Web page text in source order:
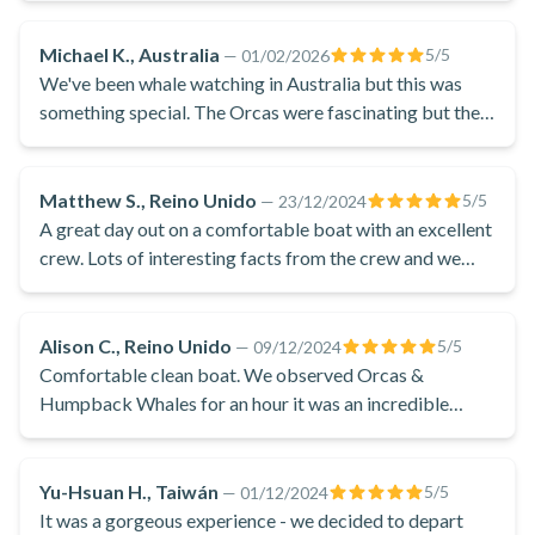
Tromsø. De camino a la zona de avistamiento de ballenas,
podrá contemplar las impresionantes vistas de los fiordos de
El capitán estará pendiente de las ballenas. A veces, se tarda
un poco más en avistar una Orca o una Jorobada, pero los
guías tienen algunos trucos ingeniosos para detectarlas.
Mientras buscan las ballenas, los apasionados guías
compartirán sus historias personales de la zona de Tromsø y
las interesantes vistas que se pueden contemplar desde los
fiordos. Por supuesto, una excursión de avistamiento de
ballenas en Tromsø no estaría completa sin abundante
Gran parte de la temporada de avistamiento de ballenas
Michael K., Australia — 01/02/2026 5/5
We've been whale watching in Australia but this was
something special. The Orcas were fascinating but the
Matthew S., Reino Unido — 23/12/2024 5/5
A great day out on a comfortable boat with an excellent
crew. Lots of interesting facts from the crew and we
Alison C., Reino Unido — 09/12/2024 5/5
Comfortable clean boat. We observed Orcas &
Humpback Whales for an hour it was an incredible
Yu-Hsuan H., Taiwán — 01/12/2024 5/5
It was a gorgeous experience - we decided to depart